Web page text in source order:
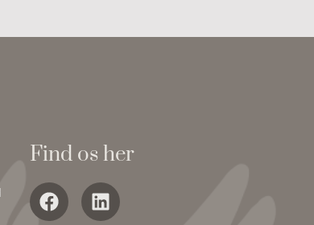
Find os her